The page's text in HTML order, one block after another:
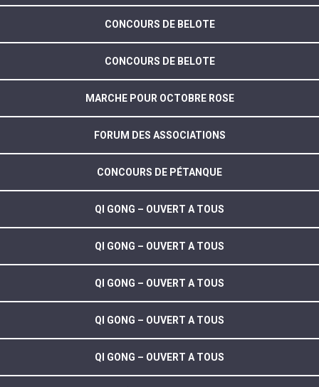
CONCOURS DE BELOTE
CONCOURS DE BELOTE
MARCHE POUR OCTOBRE ROSE
FORUM DES ASSOCIATIONS
CONCOURS DE PÉTANQUE
QI GONG – OUVERT A TOUS
QI GONG – OUVERT A TOUS
QI GONG – OUVERT A TOUS
QI GONG – OUVERT A TOUS
QI GONG – OUVERT A TOUS